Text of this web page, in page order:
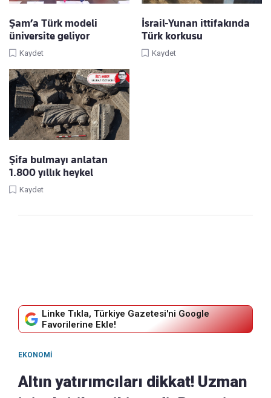
Şam’a Türk modeli
üniversite geliyor
Kaydet
İsrail-Yunan ittifakında
Türk korkusu
Kaydet
Şifa bulmayı anlatan
1.800 yıllık heykel
Kaydet
Linke Tıkla, Türkiye Gazetesi'ni Google
Favorilerine Ekle!
EKONOMI
Altın yatırımcıları dikkat! Uzman